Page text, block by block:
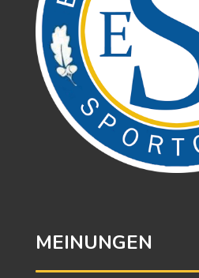
MEINUNGEN